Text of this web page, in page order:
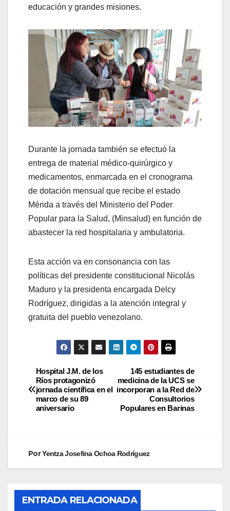
educación y grandes misiones.
Durante la jornada también se efectuó la
entrega de material médico-quirúrgico y
medicamentos, enmarcada en el cronograma
de dotación mensual que recibe el estado
Mérida a través del Ministerio del Poder
Popular para la Salud, (Minsalud) en función de
abastecer la red hospitalaria y ambulatoria.
Esta acción va en consonancia con las
políticas del presidente constitucional Nicolás
Maduro y la presidenta encargada Delcy
Rodríguez, dirigidas a la atención integral y
gratuita del pueblo venezolano.
145 estudiantes de
medicina de la UCS se
incorporan a la Red de
Consultorios
Populares en Barinas
Hospital J.M. de los
Ríos protagonizó
jornada científica en el
marco de su 89
aniversario
PorYentza Josefina Ochoa Rodríguez
ENTRADA RELACIONADA